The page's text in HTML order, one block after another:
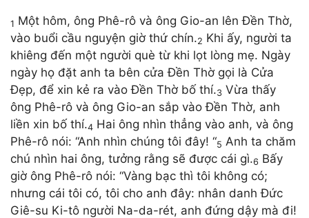
1 Một hôm, ông Phê-rô và ông Gio-an lên Đền Thờ,
vào buổi cầu nguyện giờ thứ chín.2 Khi ấy, người ta
khiêng đến một người què từ khi lọt lòng mẹ. Ngày
ngày họ đặt anh ta bên cửa Đền Thờ gọi là Cửa
Đẹp, để xin kẻ ra vào Đền Thờ bố thí.3 Vừa thấy
ông Phê-rô và ông Gio-an sắp vào Đền Thờ, anh
liền xin bố thí.4 Hai ông nhìn thẳng vào anh, và ông
Phê-rô nói: “Anh nhìn chúng tôi đây! “5 Anh ta chăm
chú nhìn hai ông, tưởng rằng sẽ được cái gì.6 Bấy
giờ ông Phê-rô nói: “Vàng bạc thì tôi không có;
nhưng cái tôi có, tôi cho anh đây: nhân danh Đức
Giê-su Ki-tô người Na-da-rét, anh đứng dậy mà đi!